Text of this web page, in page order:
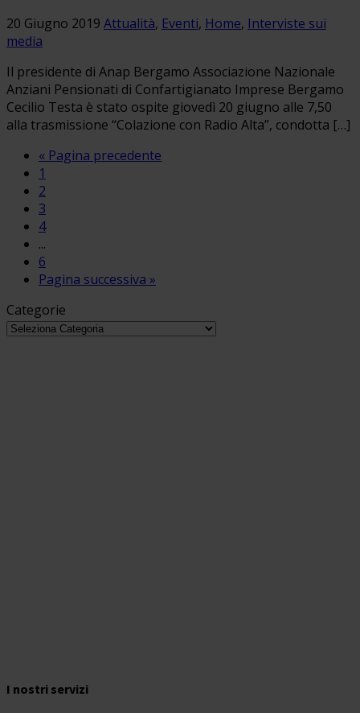
20 Giugno 2019 Attualità, Eventi, Home, Interviste sui
media
Il presidente di Anap Bergamo Associazione Nazionale
Anziani Pensionati di Confartigianato Imprese Bergamo
Cecilio Testa è stato ospite giovedì 20 giugno alle 7,50
alla trasmissione “Colazione con Radio Alta”, condotta […]
« Pagina precedente
1
2
3
4
...
6
Pagina successiva »
Categorie
I nostri servizi